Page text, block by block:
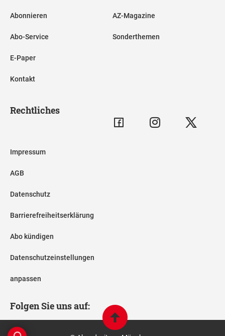
Abonnieren
Abo-Service
E-Paper
Kontakt
AZ-Magazine
Sonderthemen
Rechtliches
Impressum
AGB
Datenschutz
Barrierefreiheitserklärung
Abo kündigen
Datenschutzeinstellungen
anpassen
Folgen Sie uns auf: